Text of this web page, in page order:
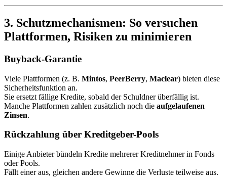
3. Schutzmechanismen: So versuchen
Plattformen, Risiken zu minimieren
Buyback-Garantie
Viele Plattformen (z. B. Mintos, PeerBerry, Maclear) bieten diese
Sicherheitsfunktion an.
Sie ersetzt fällige Kredite, sobald der Schuldner überfällig ist.
Manche Plattformen zahlen zusätzlich noch die aufgelaufenen
Zinsen.
Rückzahlung über Kreditgeber-Pools
Einige Anbieter bündeln Kredite mehrerer Kreditnehmer in Fonds
oder Pools.
Fällt einer aus, gleichen andere Gewinne die Verluste teilweise aus.